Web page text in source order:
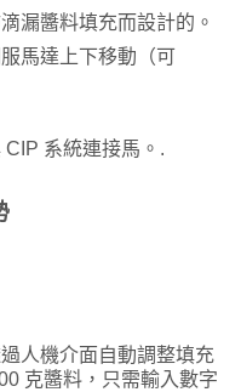
漏醬料填充而設計的。
馬達上下移動（可
系統連接馬。.
人機介面自動調整填充
克醬料，只需輸入數字